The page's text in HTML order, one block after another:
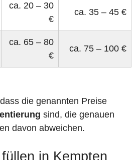
ca. 20 – 30
€
ca. 35 – 45 €
ca. 65 – 80
€
ca. 75 – 100 €
die genannten Preise
sind, die genauen
davon abweichen.
in Kempten